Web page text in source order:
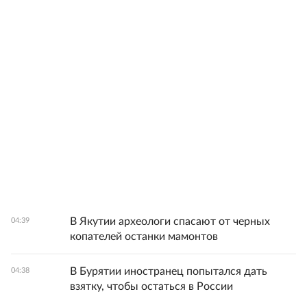
04:39
В Якутии археологи спасают от черных
копателей останки мамонтов
04:38
В Бурятии иностранец попытался дать
взятку, чтобы остаться в России